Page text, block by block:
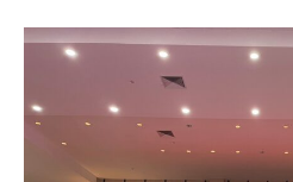
ได้
พระราชทาน
เครื่อง